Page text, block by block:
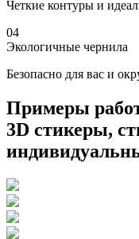
Четкие контуры и
04
Экологичные чернила
Безопасно для вас и
Примеры
3D стикеры,